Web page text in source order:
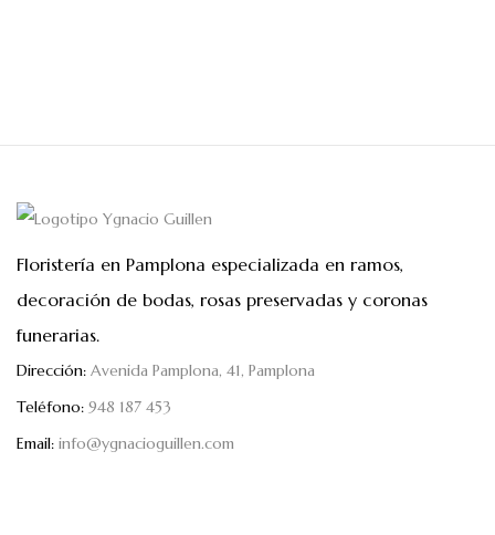
Floristería en Pamplona especializada en ramos,
decoración de bodas, rosas preservadas y coronas
funerarias.
Dirección: Avenida Pamplona, 41, Pamplona
Teléfono: 948 187 453
Email: info@ygnacioguillen.com